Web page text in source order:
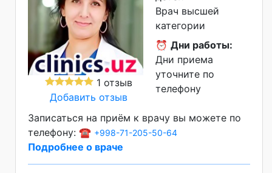
1 отзыв
Добавить отзыв
Врач высшей
категории
⏰ Дни работы:
Дни приема
уточните по
телефону
Записаться на приём к врачу вы можете по
телефону: ☎️ +998-71-205-50-64
Подробнее о враче